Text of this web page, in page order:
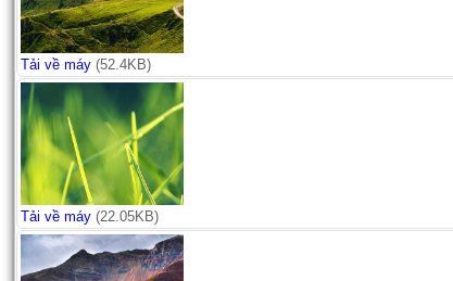
Tải về máy(52.4KB)
Tải về máy(22.05KB)